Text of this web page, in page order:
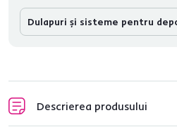
Dulapuri şi sisteme pentru
Descrierea produsului